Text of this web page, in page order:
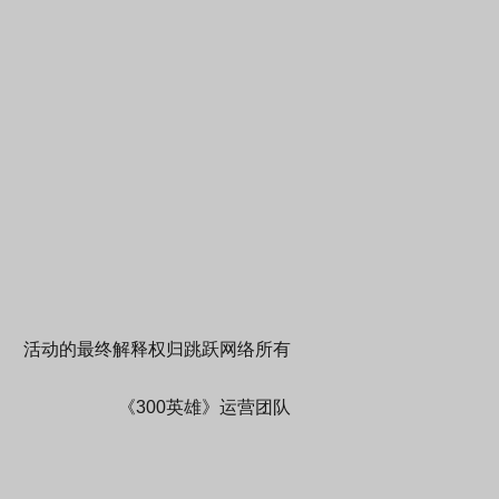
活动的最终解释权归跳跃网络所有
《300英雄》运营团队